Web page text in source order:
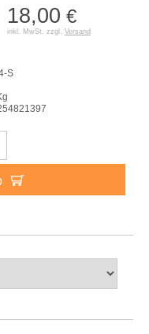
18,00 €
inkl. MwSt. zzgl. Versand
S